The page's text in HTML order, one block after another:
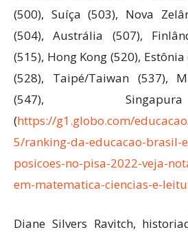
(500), Suíça (503), Nova
(504), Austrália (507),
(515), Hong Kong (520),
(528), Taipé/Taiwan (537),
(547),
(https://g1.globo.com/
5/ranking-da-educacao-brasil-
posicoes-no-pisa-2022-veja-
em-matematica-ciencias-e-
Diane Silvers Ravitch,